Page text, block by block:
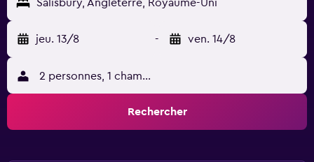
Salisbury, Angleterre, Royaume-Uni
jeu. 13/8 - ven. 14/8
2 personnes, 1 chambre
Rechercher